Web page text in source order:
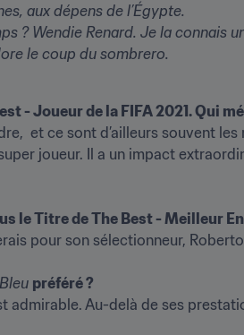
aux dépens de l’Égypte.
? Wendie Renard. Je la connais
le coup du sombrero.
- Joueur de la FIFA 2021. Qui
et ce sont d’ailleurs souvent
joueur. Il a un impact
le Titre de The Best - Meilleur
pour son sélectionneur,
Bleu préféré ?
admirable. Au-delà de ses